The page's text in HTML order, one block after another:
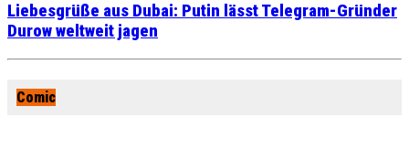
Liebesgrüße aus Dubai: Putin lässt Telegram-Gründer
Durow weltweit jagen
Comic